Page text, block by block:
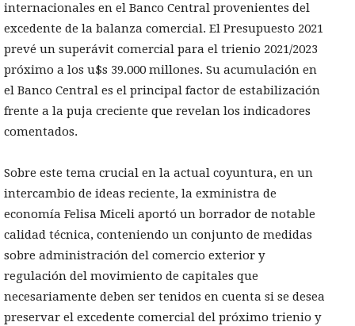
internacionales en el Banco Central provenientes del
excedente de la balanza comercial. El Presupuesto 2021
prevé un superávit comercial para el trienio 2021/2023
próximo a los u$s 39.000 millones. Su acumulación en
el Banco Central es el principal factor de estabilización
frente a la puja creciente que revelan los indicadores
comentados.
Sobre este tema crucial en la actual coyuntura, en un
intercambio de ideas reciente, la exministra de
economía Felisa Miceli aportó un borrador de notable
calidad técnica, conteniendo un conjunto de medidas
sobre administración del comercio exterior y
regulación del movimiento de capitales que
necesariamente deben ser tenidos en cuenta si se desea
preservar el excedente comercial del próximo trienio y